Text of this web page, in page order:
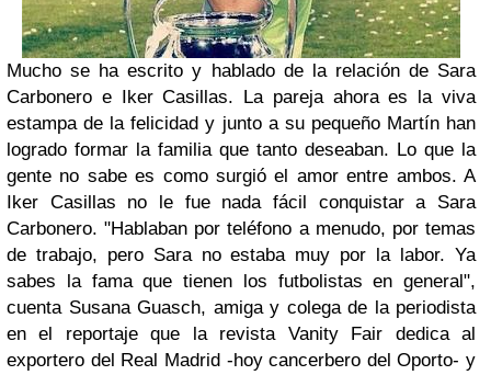
Mucho se ha escrito y hablado de la relación de Sara
Carbonero e Iker Casillas. La pareja ahora es la viva
estampa de la felicidad y junto a su pequeño Martín han
logrado formar la familia que tanto deseaban. Lo que la
gente no sabe es como surgió el amor entre ambos. A
Iker Casillas no le fue nada fácil conquistar a Sara
Carbonero. "Hablaban por teléfono a menudo, por temas
de trabajo, pero Sara no estaba muy por la labor. Ya
sabes la fama que tienen los futbolistas en general",
cuenta Susana Guasch, amiga y colega de la periodista
en el reportaje que la revista Vanity Fair dedica al
exportero del Real Madrid -hoy cancerbero del Oporto- y